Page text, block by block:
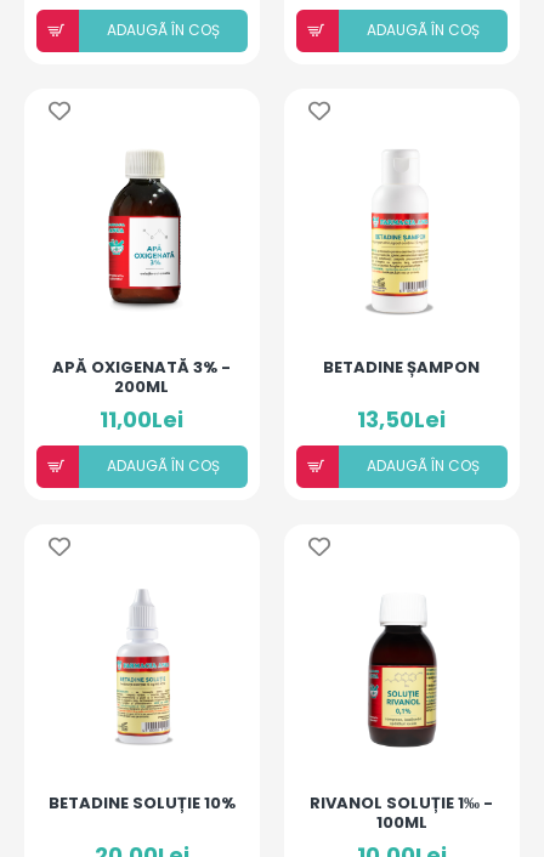
ADAUGÃ ÎN COȘ ADAUGÃ ÎN COȘ
APĂ OXIGENATĂ 3% -
200ML
11,00Lei
ADAUGÃ ÎN COȘ
BETADINE ȘAMPON
13,50Lei
ADAUGÃ ÎN COȘ
BETADINE SOLUȚIE 10%
RIVANOL SOLUȚIE 1‰ -
100ML